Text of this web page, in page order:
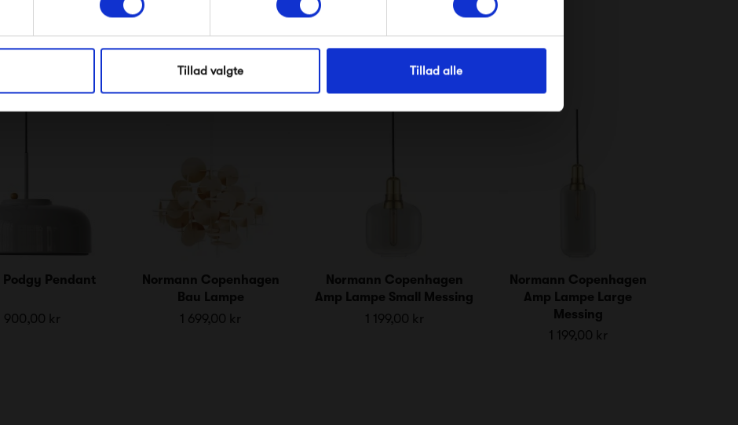
Tillad valgte Tillad alle
Produkter fra samme kategori
Podgy Pendant
900,00 kr
Normann Copenhagen
Bau Lampe
1 699,00 kr
Normann Copenhagen
Amp Lampe Small Messing
1 199,00 kr
Normann Copenhagen
Amp Lampe Large
Messing
1 199,00 kr
*Ved at tilmelde dig accepterer du at modtage e-
Nej tak, jeg ønsker ikke rabat.